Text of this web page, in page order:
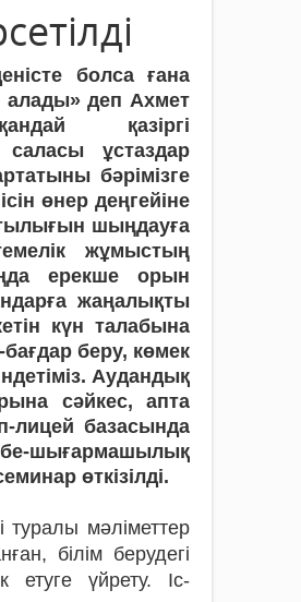
болса ғана
алады» деп Ахмет
қазіргі
саласы ұстаздар
бәрімізге
өнер деңгейіне
шыңдауға
жұмыстың
ерекше орын
жаңалықты
күн талабына
беру, көмек
Аудандық
сәйкес, апта
базасында
шығармашылық
өткізілді.
туралы мәліметтер
білім берудегі
үйрету. Іс-